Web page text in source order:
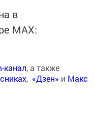
в
MАХ:
канал, а также
, «Дзен» и Макс